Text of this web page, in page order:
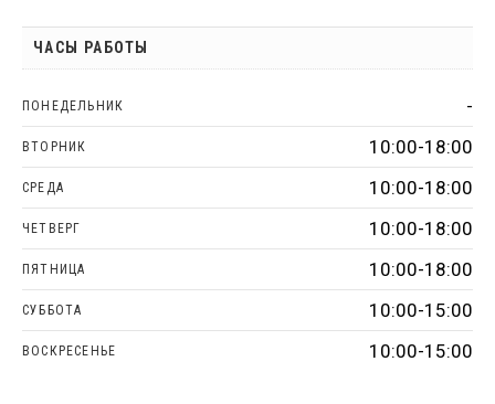
ЧАСЫ РАБОТЫ
ПОНЕДЕЛЬНИК -
ВТОРНИК 10:00-18:00
СРЕДА 10:00-18:00
ЧЕТВЕРГ 10:00-18:00
ПЯТНИЦА 10:00-18:00
СУББОТА 10:00-15:00
ВОСКРЕСЕНЬЕ 10:00-15:00